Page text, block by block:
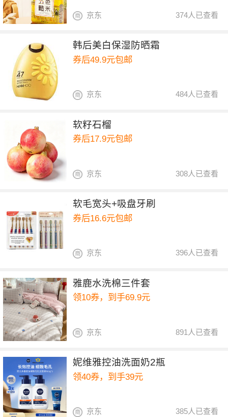
374人已查看
京东
韩后美白保湿防晒霜
券后49.9元包邮
484人已查看
京东
软籽石榴
券后17.9元包邮
308人已查看
京东
软毛宽头+吸盘牙刷
券后16.6元包邮
396人已查看
京东
雅鹿水洗棉三件套
领10券，到手69.9元
891人已查看
京东
妮维雅控油洗面奶2瓶
领40券，到手39元
385人已查看
京东